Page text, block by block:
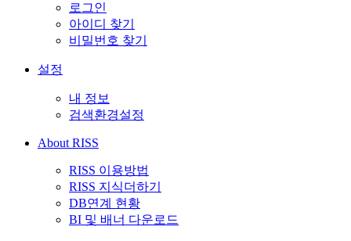
로그인
아이디 찾기
비밀번호 찾기
설정
내 정보
검색환경설정
About RISS
RISS 이용방법
RISS 지식더하기
DB연계 현황
BI 및 배너 다운로드